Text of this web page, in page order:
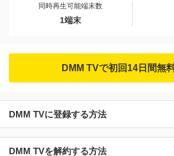
同時再生可能端末数
1端末
DMM TVで初回14日間無
DMM TVに登録する方法
DMM TVを解約する方法